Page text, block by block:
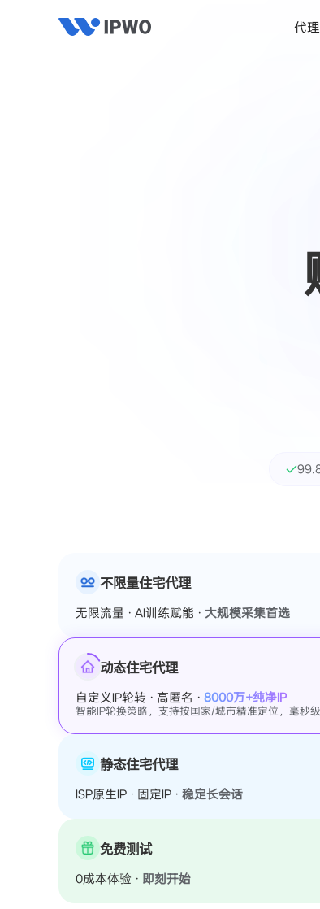
代
不限量住宅代理
无限流量 · AI训练赋能 · 大规模采集首选
动态住宅代理
自定义IP轮转 · 高匿名 · 8000万+纯净IP
智能IP轮换策略，支持按国家/城市精准定位，毫秒
静态住宅代理
ISP原生IP · 固定IP · 稳定长会话
免费测试
0成本体验 · 即刻开始